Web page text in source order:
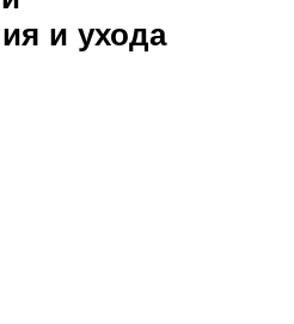
и ухода